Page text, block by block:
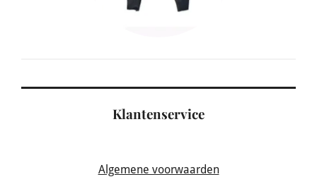
Klantenservice
Algemene voorwaarden